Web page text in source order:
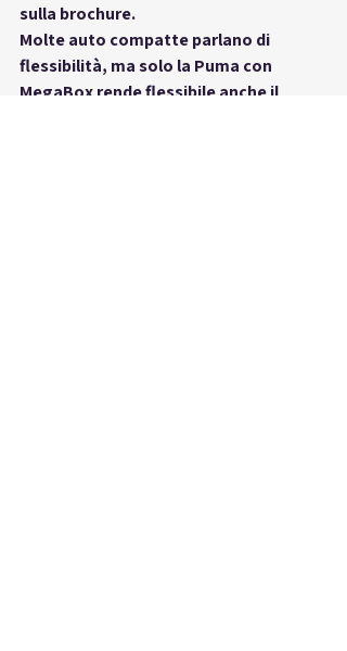
sulla brochure.
Molte auto compatte parlano di
flessibilità, ma solo la Puma con
MegaBox rende flessibile anche il